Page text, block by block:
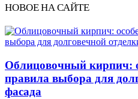
НОВОЕ НА САЙТЕ
Облицовочный кирпич:
правила выбора для
фасада